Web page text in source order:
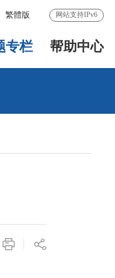
繁體版 网站支持IPv6
专栏 帮助中心